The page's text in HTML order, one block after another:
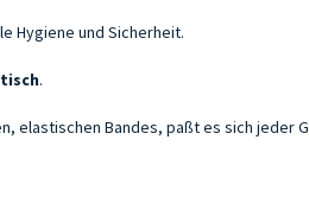
Hygiene und Sicherheit.
.
elastischen Bandes, paßt es sich jeder